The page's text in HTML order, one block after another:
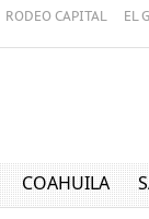
RODEO CAPITAL EL
COAHUILA